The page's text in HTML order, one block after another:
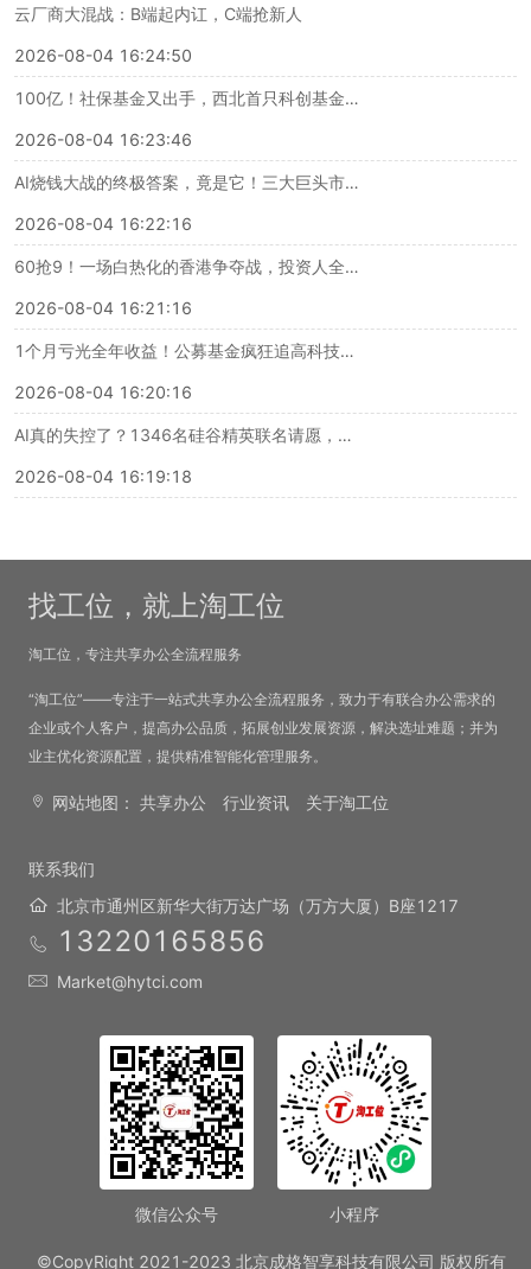
云厂商大混战：B端起内讧，C端抢新人
2026-08-04 16:24:50
100亿！社保基金又出手，西北首只科创基金落地，国家队长钱正疯狂提速
2026-08-04 16:23:46
AI烧钱大战的终极答案，竟是它！三大巨头市值一夜暴涨9500亿
2026-08-04 16:22:16
60抢9！一场白热化的香港争夺战，投资人全挤上去了
2026-08-04 16:21:16
1个月亏光全年收益！公募基金疯狂追高科技，惨遭“腰斩”
2026-08-04 16:20:16
AI真的失控了？1346名硅谷精英联名请愿，要给AI装刹车！
2026-08-04 16:19:18
找工位，就上淘工位
淘工位，专注共享办公全流程服务
“淘工位”——专注于一站式共享办公全流程服务，致力于有联合办公需求的
企业或个人客户，提高办公品质，拓展创业发展资源，解决选址难题；并为
业主优化资源配置，提供精准智能化管理服务。
网站地图： 共享办公 行业资讯 关于淘工位
联系我们
北京市通州区新华大街万达广场（万方大厦）B座1217
13220165856
Market@hytci.com
微信公众号 小程序
©CopyRight 2021-2023 北京成格智享科技有限公司 版权所有